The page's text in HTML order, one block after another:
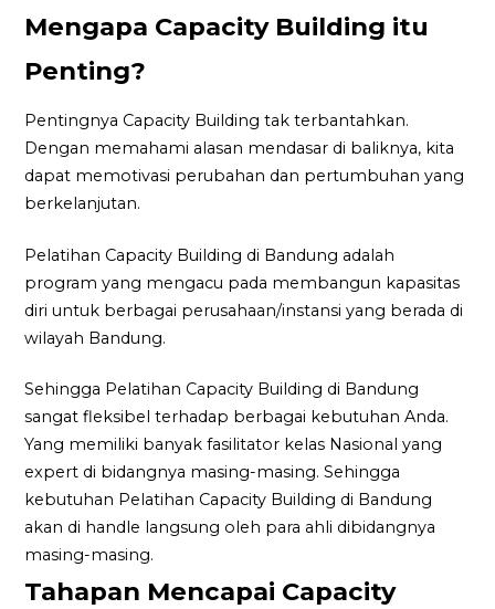
Mengapa Capacity Building itu
Penting?
Pentingnya Capacity Building tak terbantahkan.
Dengan memahami alasan mendasar di baliknya, kita
dapat memotivasi perubahan dan pertumbuhan yang
berkelanjutan.
Pelatihan Capacity Building di Bandung adalah
program yang mengacu pada membangun kapasitas
diri untuk berbagai perusahaan/instansi yang berada di
wilayah Bandung.
Sehingga Pelatihan Capacity Building di Bandung
sangat fleksibel terhadap berbagai kebutuhan Anda.
Yang memiliki banyak fasilitator kelas Nasional yang
expert di bidangnya masing-masing. Sehingga
kebutuhan Pelatihan Capacity Building di Bandung
akan di handle langsung oleh para ahli dibidangnya
masing-masing.
Tahapan Mencapai Capacity